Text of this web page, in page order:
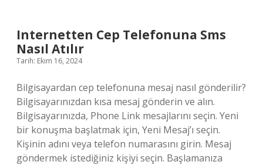
Internetten Cep Telefonuna Sms
Nasıl Atılır
Tarih: Ekim 16, 2024
Bilgisayardan cep telefonuna mesaj nasıl gönderilir?
Bilgisayarınızdan kısa mesaj gönderin ve alın.
Bilgisayarınızda, Phone Link mesajlarını seçin. Yeni
bir konuşma başlatmak için, Yeni Mesaj’ı seçin.
Kişinin adını veya telefon numarasını girin. Mesaj
göndermek istediğiniz kişiyi seçin. Başlamanıza